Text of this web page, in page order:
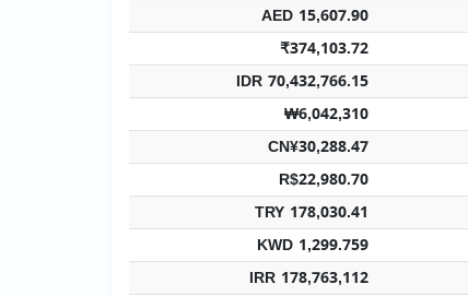
AED 15,607.90
₹374,103.72
IDR 70,432,766.15
₩6,042,310
CN¥30,288.47
R$22,980.70
TRY 178,030.41
KWD 1,299.759
IRR 178,763,112